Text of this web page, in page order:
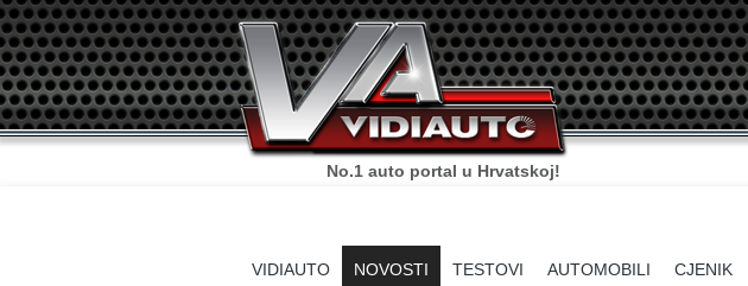
No.1 auto portal u Hrvatskoj!
VIDIAUTO NOVOSTI TESTOVI AUTOMOBILI CJENIK